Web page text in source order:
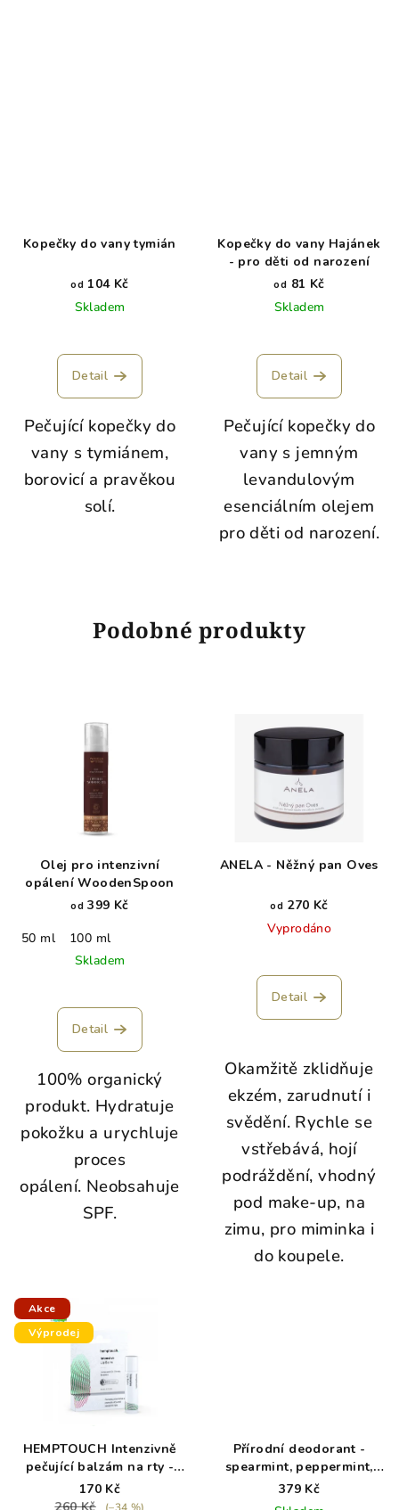
Kopečky do vany tymián
od 104 Kč
Skladem
Detail
Pečující kopečky do
vany s tymiánem,
borovicí a pravěkou
solí.
Kopečky do vany Hajánek
- pro děti od narození
od 81 Kč
Skladem
Detail
Pečující kopečky do
vany s jemným
levandulovým
esenciálním olejem
pro děti od narození.
Podobné produkty
Olej pro intenzivní
opálení WoodenSpoon
od 399 Kč
50 ml
100 ml
Skladem
Detail
100% organický
produkt. Hydratuje
pokožku a urychluje
proces
opálení. Neobsahuje
SPF.
ANELA - Něžný pan Oves
od 270 Kč
Vyprodáno
Detail
Okamžitě zklidňuje
ekzém, zarudnutí i
svědění. Rychle se
vstřebává, hojí
podráždění, vhodný
pod make-up, na
zimu, pro miminka i
do koupele.
Akce
Výprodej
HEMPTOUCH Intenzivně
pečující balzám na rty -
exp. 5/26
170 Kč
Přírodní deodorant -
spearmint, peppermint,
kokos - 50g
379 Kč